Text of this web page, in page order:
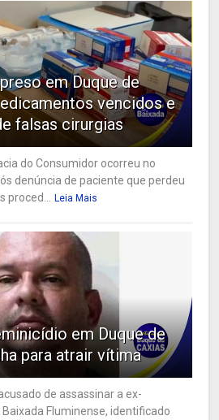
em Duque de
vencidos e
falsas cirurgias
do Consumidor ocorreu no
denúncia de paciente que perdeu
Leia Mais
em Duque de
para atrair vítima
de assassinar a ex-
Fluminense, identificado